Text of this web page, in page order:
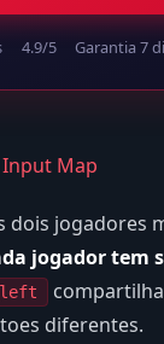
4.9/5 Garantia 7
Map
dois jogadores
jogador tem
diferentes.